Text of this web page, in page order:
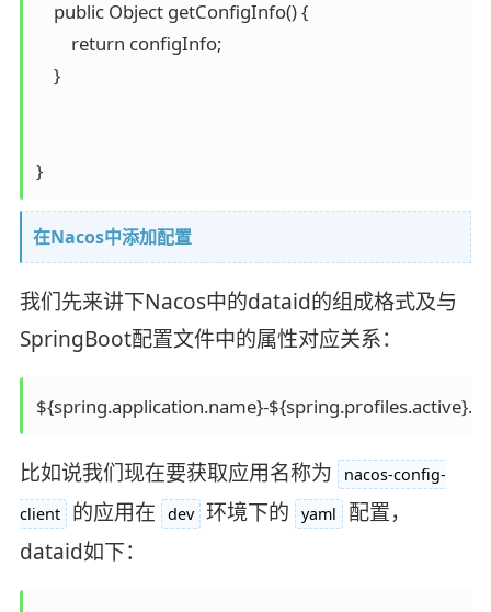
    public Object getConfigInfo() {
        return configInfo;
    }
}
在Nacos中添加配置
我们先来讲下Nacos中的dataid的组成格式及与
SpringBoot配置文件中的属性对应关系：
${spring.application.name}-
比如说我们现在要获取应用名称为
nacos-config-
client
的应用在 dev 环境下的 yaml
配置，
dataid如下：